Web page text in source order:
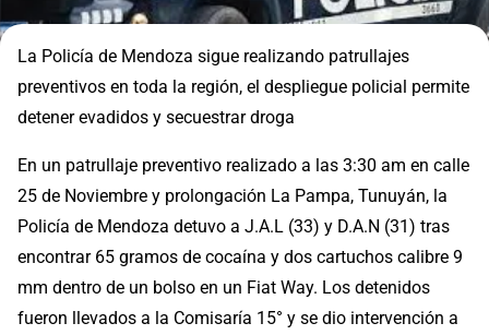
La Policía de Mendoza sigue realizando patrullajes
preventivos en toda la región, el despliegue policial permite
detener evadidos y secuestrar droga
En un patrullaje preventivo realizado a las 3:30 am en calle
25 de Noviembre y prolongación La Pampa, Tunuyán, la
Policía de Mendoza detuvo a J.A.L (33) y D.A.N (31) tras
encontrar 65 gramos de cocaína y dos cartuchos calibre 9
mm dentro de un bolso en un Fiat Way. Los detenidos
fueron llevados a la Comisaría 15° y se dio intervención a